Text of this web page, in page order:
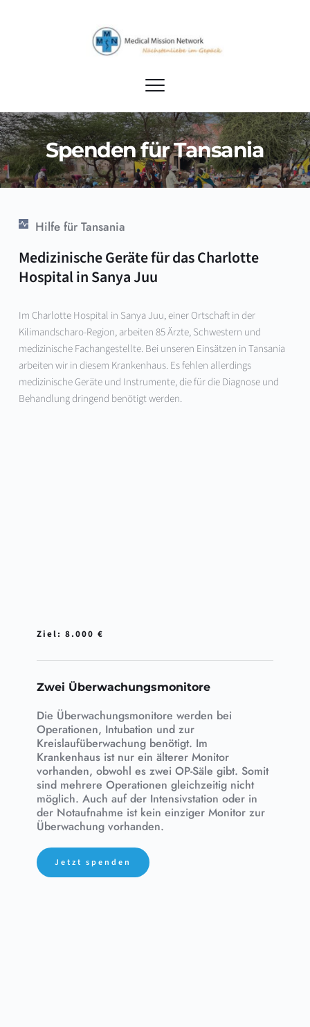
Spenden für Tansania
Hilfe für Tansania
Medizinische Geräte für das Charlotte
Hospital in Sanya Juu
Im Charlotte Hospital in Sanya Juu, einer Ortschaft in der
Kilimandscharo-Region, arbeiten 85 Ärzte, Schwestern und
medizinische Fachangestellte. Bei unseren Einsätzen in Tansania
arbeiten wir in diesem Krankenhaus. Es fehlen allerdings
medizinische Geräte und Instrumente, die für die Diagnose und
Behandlung dringend benötigt werden.
Ziel: 8.000 €
Zwei Überwachungsmonitore
Die Überwachungsmonitore werden bei
Operationen, Intubation und zur
Kreislaufüberwachung benötigt. Im
Krankenhaus ist nur ein älterer Monitor
vorhanden, obwohl es zwei OP-Säle gibt. Somit
sind mehrere Operationen gleichzeitig
nicht
möglich. Auch auf der Intensivstation oder in
der Notaufnahme ist kein einziger Monitor zur
Überwachung vorhanden.
Jetzt spenden